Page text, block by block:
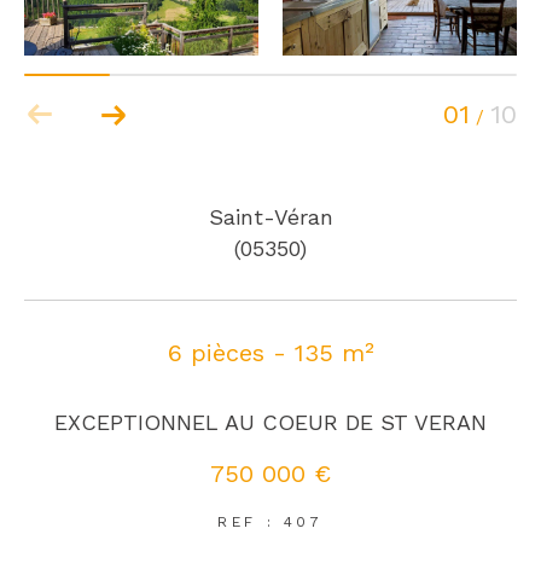
01 / 10
Saint-Véran
(05350)
6 pièces - 135 m²
EXCEPTIONNEL AU COEUR DE ST VERAN
750 000 €
REF : 407